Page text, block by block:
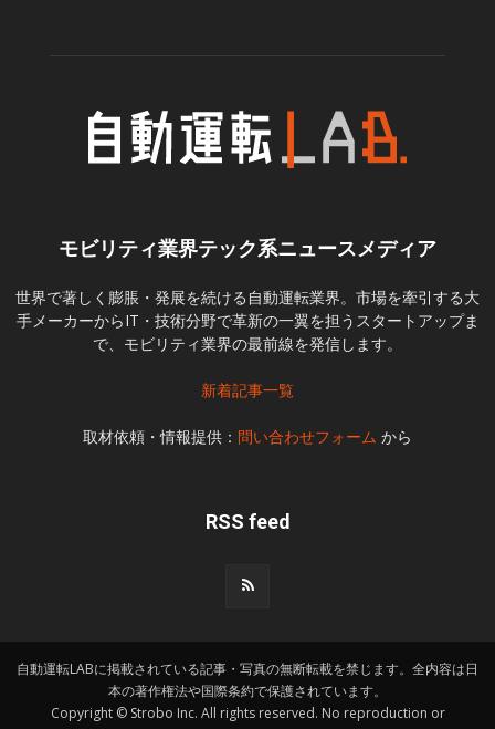
モビリティ業界テック系ニュースメディア
世界で著しく膨脹・発展を続ける自動運転業界。市場を牽引する大
手メーカーからIT・技術分野で革新の一翼を担うスタートアップま
で、モビリティ業界の最前線を発信します。
新着記事一覧
取材依頼・情報提供： 問い合わせフォーム から
RSS feed
自動運転LABに掲載されている記事・写真の無断転載を禁じます。全内容は日
本の著作権法や国際条約で保護されています。
Copyright © Strobo Inc. All rights reserved. No reproduction or